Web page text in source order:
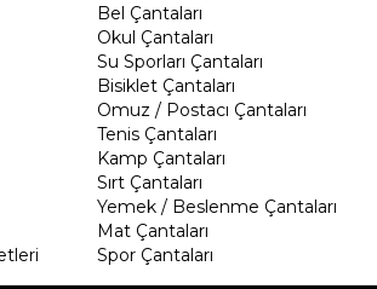
Bel Çantaları
Okul Çantaları
Su Sporları Çantaları
Bisiklet Çantaları
Omuz / Postacı Çantaları
Tenis Çantaları
Kamp Çantaları
Sırt Çantaları
Yemek / Beslenme Çantaları
Mat Çantaları
Spor Çantaları